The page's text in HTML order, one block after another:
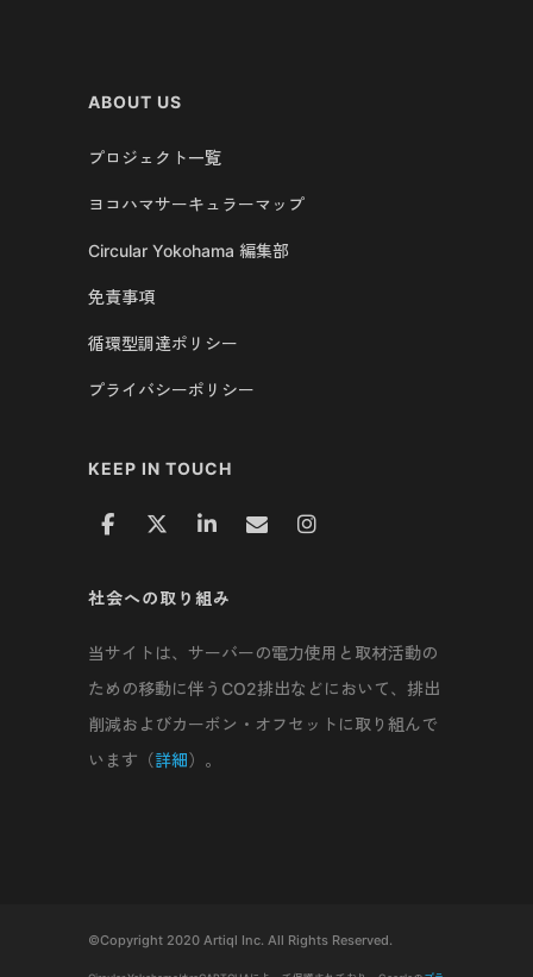
ABOUT US
プロジェクト一覧
ヨコハマサーキュラーマップ
Circular Yokohama 編集部
免責事項
循環型調達ポリシー
プライバシーポリシー
KEEP IN TOUCH
社会への取り組み
当サイトは、サーバーの電力使用と取材活動の
ための移動に伴うCO2排出などにおいて、排出
削減およびカーボン・オフセットに取り組んで
います（詳細）。
©Copyright 2020 Artiql Inc. All Rights Reserved.